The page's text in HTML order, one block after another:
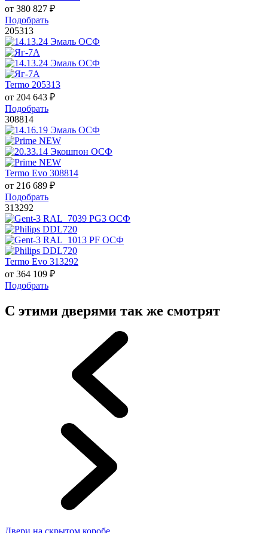
от 380 827 ₽
Подобрать
205313
Termo 205313
от 204 643 ₽
Подобрать
308814
Termo Evo 308814
от 216 689 ₽
Подобрать
313292
Termo Evo 313292
от 364 109 ₽
Подобрать
С этими дверями так же смотрят
Двери на скрытом коробе